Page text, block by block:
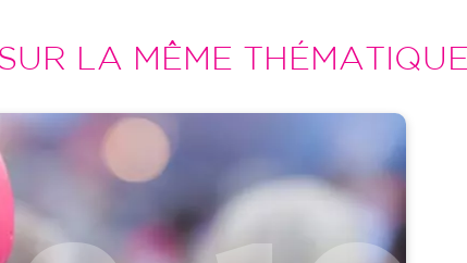
LA MÊME THÉMATIQUE